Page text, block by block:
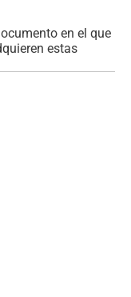
en el que
estas